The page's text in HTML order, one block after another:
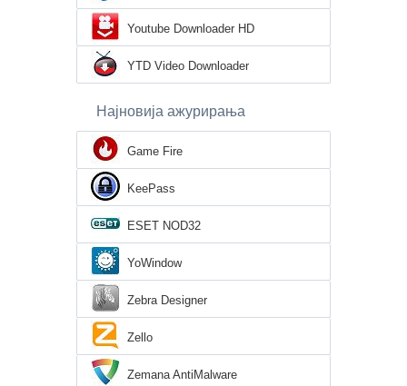
Youtube Downloader HD
YTD Video Downloader
Најновија ажурирања
Game Fire
KeePass
ESET NOD32
YoWindow
Zebra Designer
Zello
Zemana AntiMalware